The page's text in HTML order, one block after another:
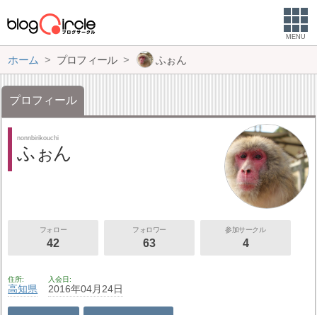
MENU
ホーム プロフィール ふぉん
プロフィール
nonnbirikouchi
ふぉん
フォロー
42
フォロワー
63
参加サークル
4
住所
高知県
入会日
2016年04月24日